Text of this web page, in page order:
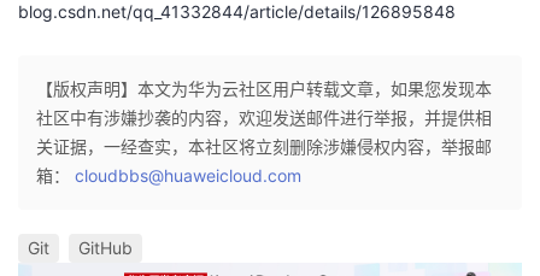
验
收
藏
议
blog.csdn.net/qq_41332844/article/details/126895848
【版权声明】本文为华为云社区用户转载文章，如果您发现本
社区中有涉嫌抄袭的内容，欢迎发送邮件进行举报，并提供相
关证据，一经查实，本社区将立刻删除涉嫌侵权内容，举报邮
箱： cloudbbs@huaweicloud.com
Git GitHub